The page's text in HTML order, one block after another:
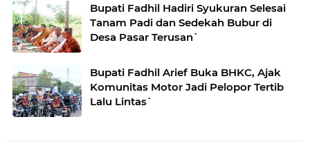
Bupati Fadhil Hadiri Syukuran Selesai
Tanam Padi dan Sedekah Bubur di
Desa Pasar Terusan`
Bupati Fadhil Arief Buka BHKC, Ajak
Komunitas Motor Jadi Pelopor Tertib
Lalu Lintas`